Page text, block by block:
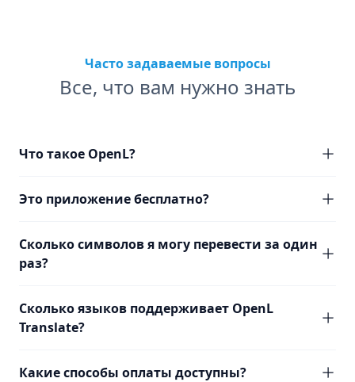
Часто задаваемые вопросы
Все, что вам нужно знать
Что такое OpenL?
Это приложение бесплатно?
Сколько символов я могу перевести за один
раз?
Сколько языков поддерживает OpenL
Translate?
Какие способы оплаты доступны?